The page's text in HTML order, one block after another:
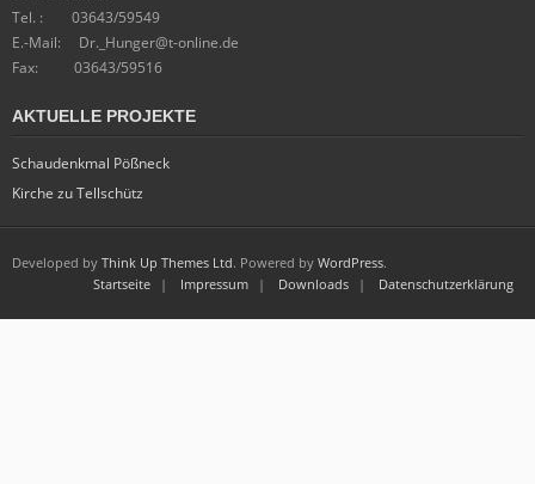
Tel. : 03643/59549
E.-Mail: Dr._Hunger@t-online.de
Fax: 03643/59516
AKTUELLE PROJEKTE
Schaudenkmal Pößneck
Kirche zu Tellschütz
Developed by Think Up Themes Ltd. Powered by WordPress.
Startseite
Impressum Downloads Datenschutzerklärung